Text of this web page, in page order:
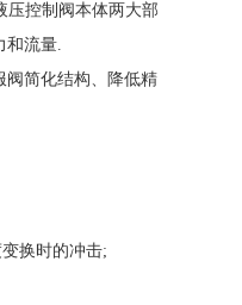
压控制阀本体两大部
和流量.
阀简化结构、降低精
换时的冲击;